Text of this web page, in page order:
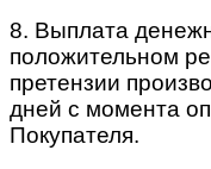
8. Выплата
положительном
претензии
дней с момента
Покупателя.